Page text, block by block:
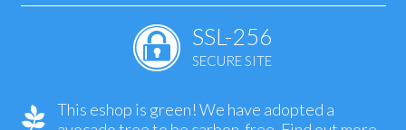
SSL-256
SECURE SITE
This eshop is green! We have adopted a